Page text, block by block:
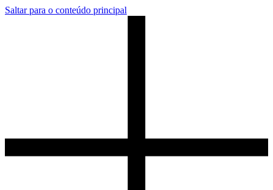
Saltar para o conteúdo principal